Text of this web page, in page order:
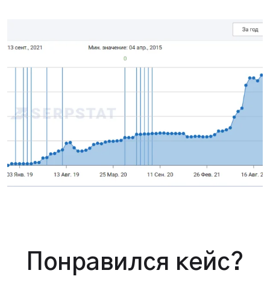
Понравился кейс?